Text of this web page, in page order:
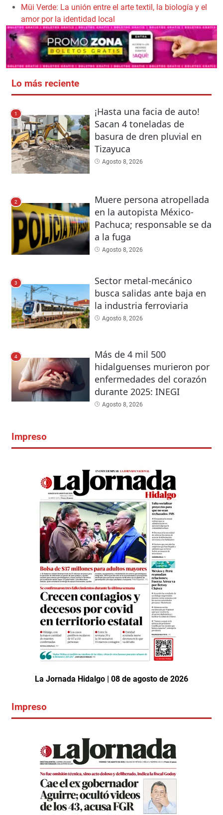
Müi Verde: La unión entre el arte textil, la biología y el
amor por la identidad local
Lo más reciente
1
¡Hasta una facia de auto!
Sacan 4 toneladas de
basura de dren pluvial en
Tizayuca
Agosto 8, 2026
2
Muere persona atropellada
en la autopista México-
Pachuca; responsable se da
a la fuga
Agosto 8, 2026
3
Sector metal-mecánico
busca salidas ante baja en
la industria ferroviaria
Agosto 8, 2026
4
Más de 4 mil 500
hidalguenses murieron por
enfermedades del corazón
durante 2025: INEGI
Agosto 8, 2026
Impreso
La Jornada Hidalgo | 08 de agosto de 2026
Impreso